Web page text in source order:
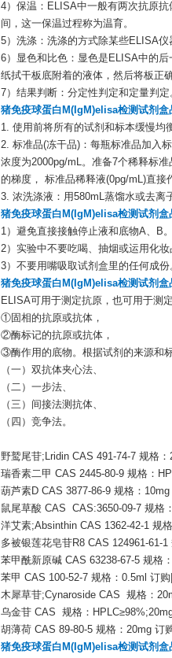
4）保温：ELISA中一般有两次抗原
间，这一保温过程称为温育。
5）洗涤：洗涤的方式除某些ELISA
6）显色和比色：显色是ELISA中的
纸拭干板底附着的液体，然后将板正
7）结果判断：分定性判定和定量判定
猪免疫球蛋白M(IgM)elisa检测试剂盒
1. 使用前将所有的试剂和标本缓慢均
2. 标准品(冻干品)：每瓶标准品加入
浓度为2000pg/mL。准备7个稀释标
的梯度， 标准品稀释液(0pg/mL)直
3. 浓洗涤液：用580mL蒸馏水或去离
猪免疫球蛋白M(IgM)elisa检测试剂盒
1）避免直接接触停止液和底物A、B
2）实验中不要吃喝、抽烟或运用化妆
3）不要用嘴吸取试剂盒里的任何成份
猪免疫球蛋白M(IgM)elisa检测试剂盒
ELISA可用于测定抗原，也可用于测
①固相的抗原或抗体，
②酶标记的抗原或抗体，
③酶作用的底物。根据试剂的来源和
（一）双抗体夹心法、
（二）一步法、
（三）间接法测抗体、
（四）竞争法。
野鹫尾苷;Lridin CAS 491-74-7 规格
瑞香素二甲 CAS 2445-80-9 规格：
葫芦素D CAS 3877-86-9 规格：
鼠尾草酸 CAS CAS:3650-09-7 规格
洋艾素;Absinthin CAS 1362-42-1 规
多被银莲花皂苷R8 CAS 124961-61-
苯甲酰新原碱 CAS 63238-67-5 规格
苯甲 CAS 100-52-7 规格：0.5ml 订
木犀草苷;Cynaroside CAS 规格：
乌金苷 CAS 规格：
胡薄荷 CAS 89-80-5 规格：20mg 订
猪免疫球蛋白M(IgM)elisa检测试剂盒